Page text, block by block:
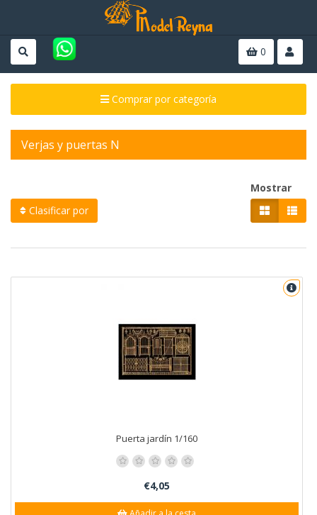
0
Comprar por categoría
Verjas y puertas N
Clasificar por
Mostrar
Puerta jardín 1/160
€4,05